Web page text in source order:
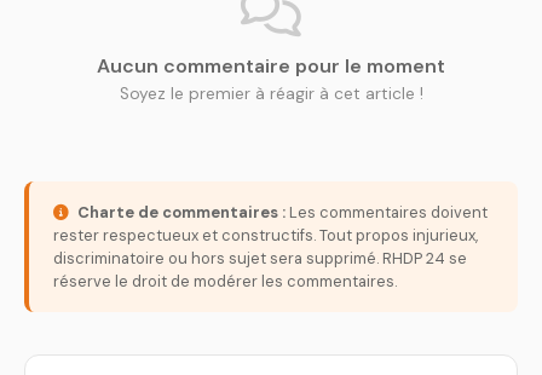
Aucun commentaire pour le moment
Soyez le premier à réagir à cet article !
Charte de commentaires : Les commentaires doivent
rester respectueux et constructifs. Tout propos injurieux,
discriminatoire ou hors sujet sera supprimé. RHDP 24 se
réserve le droit de modérer les commentaires.